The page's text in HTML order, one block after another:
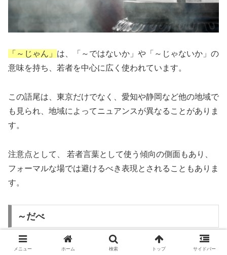
「～じゃん」 は、「～ではないか」や「～じゃないか」の
意味を持ち、若者を中心に広く使われています。
この語尾は、東京だけでなく、愛知や静岡など他の地域で
も見られ、地域によってニュアンスが異なることがありま
す。
注意点として、 若者言葉として使う傾向の側面もあり、
フォーマルな場では避けるべき表現とされることもありま
す。
～だべ
「～だべ」 は、東京を含む関東地方や東北地方でよく使わ
メニュー ホーム 検索 トップ サイドバー